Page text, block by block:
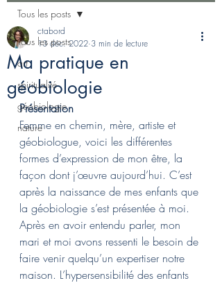
Tous les posts
art
spiritualité
géobiologie
nature
Tous les posts
Ma pratique en
géobiologie
ctabord
13 déc. 2022 3 min de lecture
Présentation
Femme en chemin, mère, artiste et
géobiologue, voici les différentes
formes d’expression de mon être, la
façon dont j’œuvre aujourd’hui. C’est
après la naissance de mes enfants que
la géobiologie s’est présentée à moi.
Après en avoir entendu parler, mon
mari et moi avons ressenti le besoin de
faire venir quelqu’un expertiser notre
maison. L’hypersensibilité des enfants